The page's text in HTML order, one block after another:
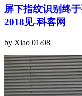
屏下指纹识别终
2018见-科客网
by Xiao 01/08